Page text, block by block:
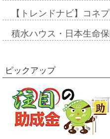
【トレンドナビ】コネ
積水ハウス・日本生命
ピックアップ